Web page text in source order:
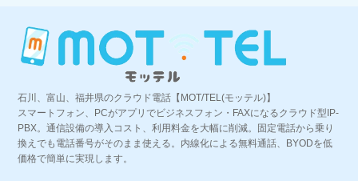
石川、富山、福井県のクラウド電話【MOT/TEL(モッテル)】
スマートフォン、PCがアプリでビジネスフォン・FAXになるクラウド型IP-
PBX。通信設備の導入コスト、利用料金を大幅に削減。固定電話から乗り
換えでも電話番号がそのまま使える。内線化による無料通話、BYODを低
価格で簡単に実現します。